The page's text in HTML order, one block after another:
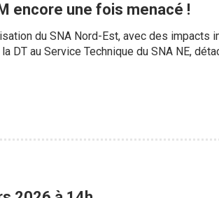
encore une fois menacé !
du SNA Nord-Est, avec des impacts
DT au Service Technique du SNA NE,